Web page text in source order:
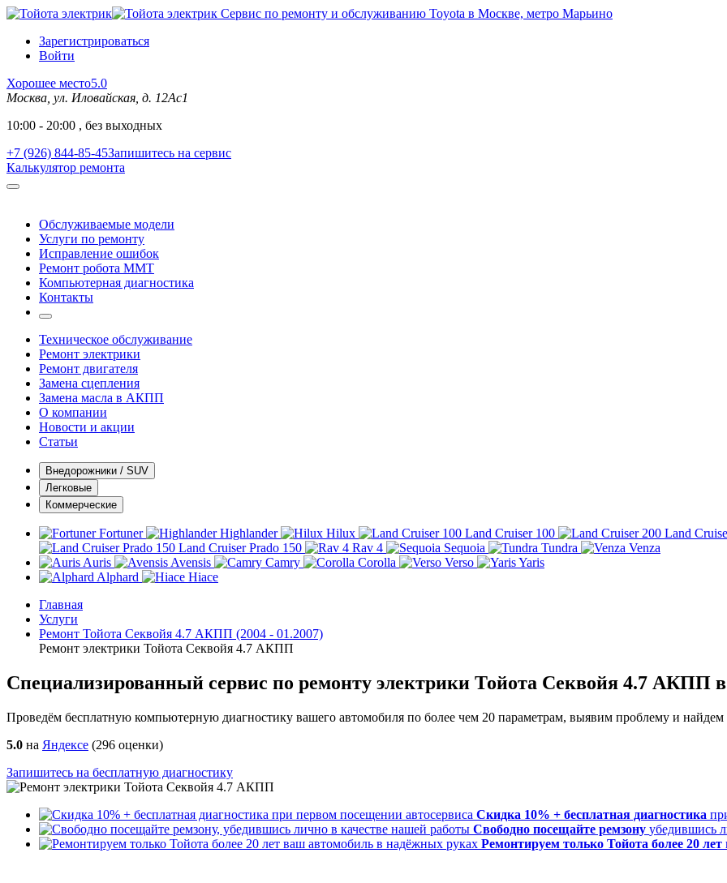
Сервис по ремонту и обслуживанию Toyota в Москве, метро Марьино
Зарегистрироваться
Войти
Хорошее место5.0
Москва, ул. Иловайская, д. 12Ас1
10:00 - 20:00 , без выходных
+7 (926) 844-85-45Запишитесь на сервис
Калькулятор ремонта
Обслуживаемые модели
Услуги по ремонту
Исправление ошибок
Ремонт робота MMT
Компьютерная диагностика
Контакты
Техническое обслуживание
Ремонт электрики
Ремонт двигателя
Замена сцепления
Замена масла в АКПП
О компании
Новости и акции
Статьи
Внедорожники / SUV
Легковые
Коммерческие
Fortuner Highlander Hilux Land Cruiser 100 Land
Land Cruiser Prado 150
Rav 4 Sequoia Tundra
Venza
Auris
Avensis Camry Corolla Verso
Yaris
Alphard
Hiace
Главная
Услуги
Ремонт Тойота Секвойя 4.7 АКПП (2004 - 01.2007)
Ремонт электрики Тойота Секвойя 4.7 АКПП
Специализированный сервис по ремонту электрики Тойота Секвойя 4.7 АКПП
Проведём бесплатную компьютерную диагностику вашего автомобиля по более чем 20 параметрам, выявим проблему и
5.0 на Яндексе (296 оценки)
Запишитесь на бесплатную диагностику
Скидка 10% + бесплатная диагностика
Свободно посещайте ремзону убедившись
Ремонтируем только Тойота более 20 лет